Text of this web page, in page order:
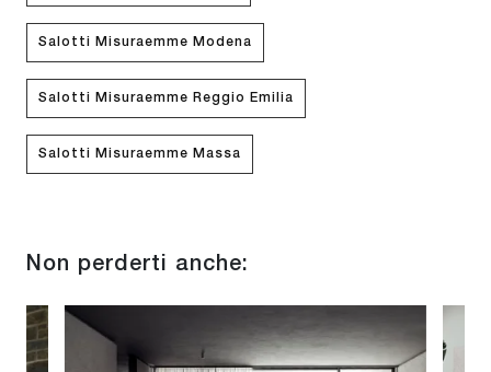
Salotti Misuraemme Modena
Salotti Misuraemme Reggio Emilia
Salotti Misuraemme Massa
Non perderti anche: